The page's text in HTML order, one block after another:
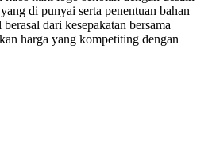
di punyai serta penentuan bahan
dari kesepakatan bersama
harga yang kompetiting dengan